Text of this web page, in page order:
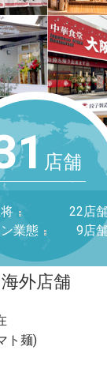
海外店舗
店舗
22店
業態
9店
ト麺)